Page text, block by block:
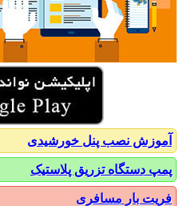
نصب پنل خورشیدی
دستگاه تزریق پلاستیک
بار مسافری